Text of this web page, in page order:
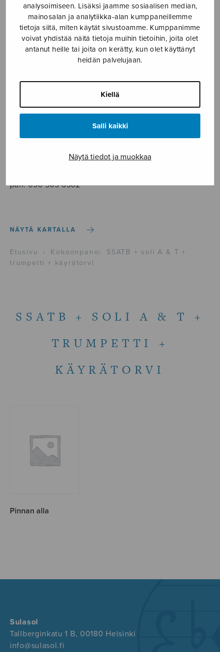
analysoimiseen. Lisäksi jaamme sosiaalisen median,
mainosalan ja analytiikka-alan kumppaneillemme
tietoja siitä, miten käytät sivustoamme. Kumppanimme
voivat yhdistää näitä tietoja muihin tietoihin, joita olet
antanut heille tai joita on kerätty, kun olet käyttänyt
heidän palvelujaan.
Kiellä
Salli kaikki
Näytä tiedot ja muokkaa
YKSINLAULU
YLEINEN
Sulasol nuottikauppa
Myymälä avoinna
ma–pe klo 10–16 tai sopimuksen mukaan
Tallberginkatu 1 B, 1,5 krs.
puh. 050 305 6502
NÄYTÄ KARTALLA
Etusivu › Kokoonpano›
SSATB + soli A & T +
trumpetti + käyrätorvi
SSATB + SOLI A & T +
TRUMPETTI +
KÄYRÄTORVI
Pinnan alla
Sulasol
Tallberginkatu 1 B, 00180 Helsinki
info@sulasol.fi